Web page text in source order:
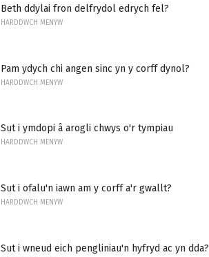
Beth ddylai fron delfrydol edrych fel?
HARDDWCH MENYW
Pam ydych chi angen sinc yn y corff dynol?
HARDDWCH MENYW
Sut i ymdopi â arogli chwys o'r tympiau
HARDDWCH MENYW
Sut i ofalu'n iawn am y corff a'r gwallt?
HARDDWCH MENYW
Sut i wneud eich pengliniau'n hyfryd ac yn dda?